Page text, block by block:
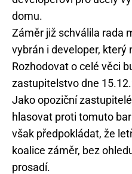
domu.
Záměr již schválila rada
vybrán i developer, který
Rozhodovat o celé věci
zastupitelstvo dne
Jako opoziční
hlasovat proti tomuto
však předpokládat, že
koalice záměr, bez
prosadí.